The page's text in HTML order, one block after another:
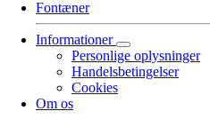
Fontæner
Informationer
Personlige oplysninger
Handelsbetingelser
Cookies
Om os